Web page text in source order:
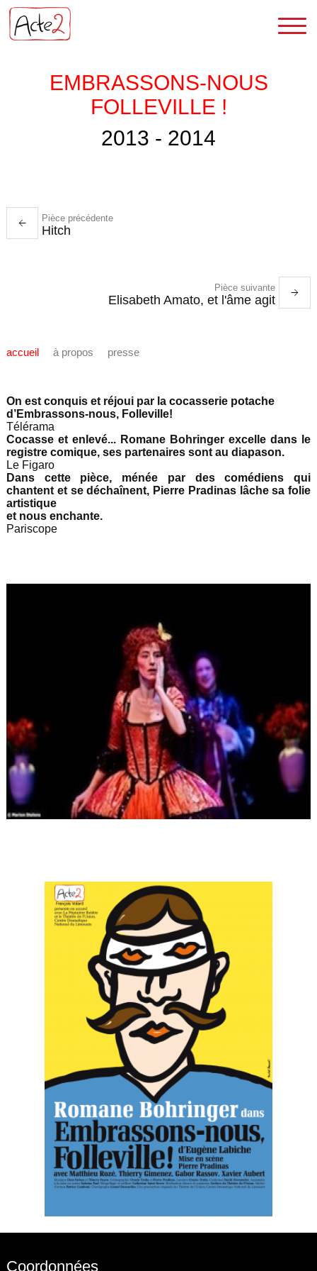
EMBRASSONS-NOUS
FOLLEVILLE !
2013 - 2014
Pièce précédente
Hitch
Pièce suivante
Elisabeth Amato, et l'âme agit
accueil à propos presse
On est conquis et réjoui par la cocasserie potache
d’Embrassons-nous, Folleville!
Télérama
Cocasse et enlevé... Romane Bohringer excelle dans le
registre comique, ses partenaires sont au diapason.
Le Figaro
Dans cette pièce, ménée par des comédiens qui
chantent et se déchaînent, Pierre Pradinas lâche sa folie
artistique
et nous enchante.
Pariscope
Coordonnées